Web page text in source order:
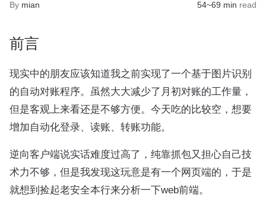
By mian 54~69 min read
前言
现实中的朋友应该知道我之前实现了一个基于图片识别
的自动对账程序。虽然大大减少了月初对账的工作量，
但是客观上来看还是不够方便。今天吃的比较空，想要
增加自动化登录、读账、转账功能。
逆向客户端说实话难度过高了，纯靠抓包又担心自己技
术力不够，但是我发现这玩意是有一个网页端的，于是
就想到捡起老安全本行来分析一下web前端。